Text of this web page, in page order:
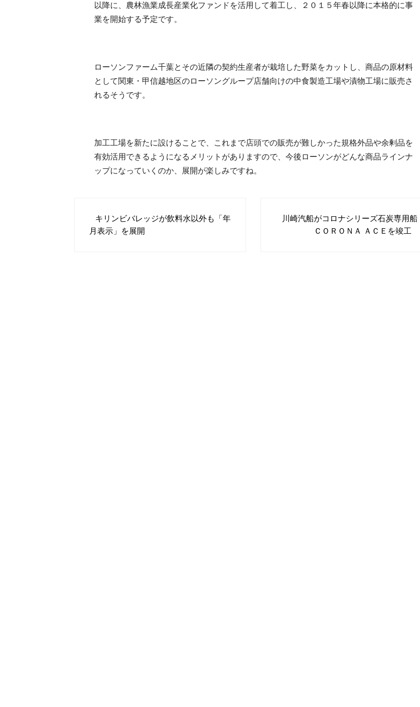
以降に、農林漁業成長産業化ファンドを活用して着工し、２０１５年春以降に本格的に事
業を開始する予定です。
ローソンファーム千葉とその近隣の契約生産者が栽培した野菜をカットし、商品の原材料
として関東・甲信越地区のローソングループ店舗向けの中食製造工場や漬物工場に販売さ
れるそうです。
加工工場を新たに設けることで、これまで店頭での販売が難しかった規格外品や余剰品を
有効活用できるようになるメリットがありますので、今後ローソンがどんな商品ラインナ
ップになっていくのか、展開が楽しみですね。
キリンビバレッジが飲料水以外も「年
月表示」を展開
川崎汽船がコロナシリーズ石炭専用船
ＣＯＲＯＮＡ ＡＣＥを竣工